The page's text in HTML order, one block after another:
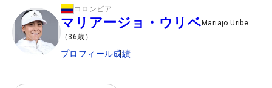
コロンビア
マリアージョ・ウリベMariajo Uribe
（ 36歳）
プロフィール成績